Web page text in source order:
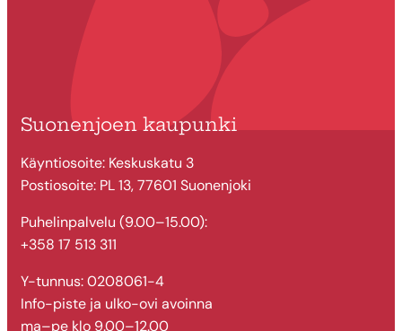
Suonenjoen kaupunki
Käyntiosoite: Keskuskatu 3
Postiosoite: PL 13, 77601 Suonenjoki
Puhelinpalvelu (9.00–15.00):
+358 17 513 311
Y-tunnus: 0208061-4
Info-piste ja ulko-ovi avoinna
ma–pe klo 9.00–12.00